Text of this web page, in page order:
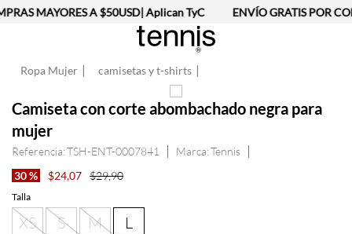
MAYORES A $50USD| Aplican TyC ENVÍO GRATIS POR
Ropa Mujer camisetas y t-shirts
Camiseta con corte abombachado negra para
mujer
Referencia:TSH-ENT-0007841
Tennis
30 %
$24,07 $29,90
Talla
XS S M L